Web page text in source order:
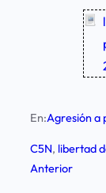
En:Agresión a
C5N, libertad
Anterior